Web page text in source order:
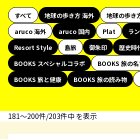
すべて 地球の歩き方 海外
地球の歩き
aruco 海外
aruco 国内 Plat
ラ
Resort Style
島旅 御朱印 歴史時
BOOKS スペシャルコラボ
BOOKS 旅の
BOOKS 旅と健康
BOOKS 旅の読み物
181〜200件/203件中 を表示